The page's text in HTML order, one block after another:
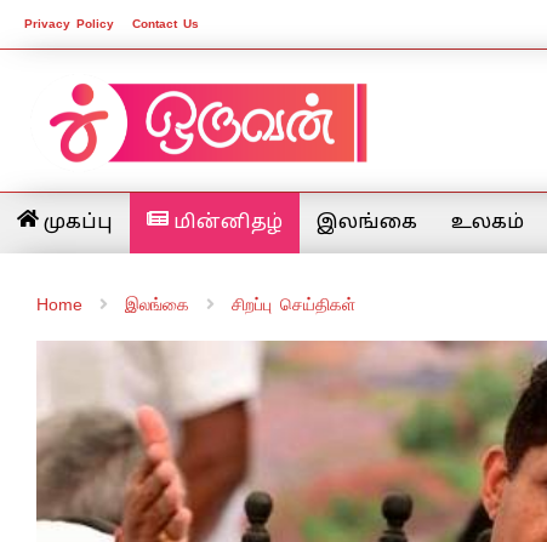
Privacy Policy Contact Us
முகப்பு மின்னிதழ் இலங்கை உலகம்
Home இலங்கை சிறப்பு செய்திகள்